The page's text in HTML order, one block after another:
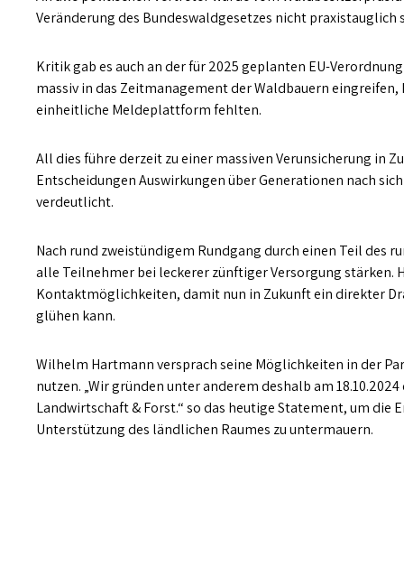
Veränderung des Bundeswaldgesetzes nicht praxistauglich
Kritik gab es auch an der für 2025 geplanten EU-
massiv in das Zeitmanagement der Waldbauern
einheitliche Meldeplattform fehlten.
All dies führe derzeit zu einer massiven Verunsicherung in
Entscheidungen Auswirkungen über Generationen nach
verdeutlicht.
Nach rund zweistündigem Rundgang durch einen Teil des
alle Teilnehmer bei leckerer zünftiger Versorgung stärken.
Kontaktmöglichkeiten, damit nun in Zukunft ein direkter
glühen kann.
Wilhelm Hartmann versprach seine Möglichkeiten in der
nutzen. „Wir gründen unter anderem deshalb am
Landwirtschaft & Forst.“ so das heutige Statement, um
Unterstützung des ländlichen Raumes zu untermauern.